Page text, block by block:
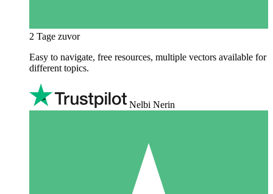
2 Tage zuvor
Easy to navigate, free resources, multiple vectors available for
different topics.
Nelbi Nerin